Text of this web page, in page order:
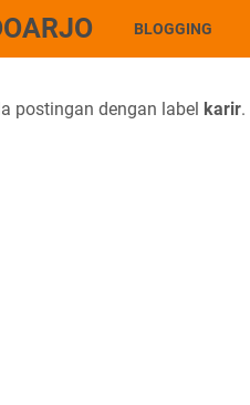
BLOGGING
postingan dengan label karir.